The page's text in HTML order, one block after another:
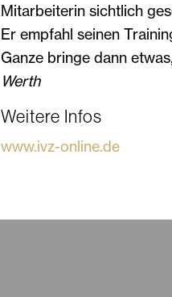
Mitarbeiterin sichtlich
Er empfahl seinen
Ganze bringe dann
Werth
Weitere Infos
www.ivz-online.de